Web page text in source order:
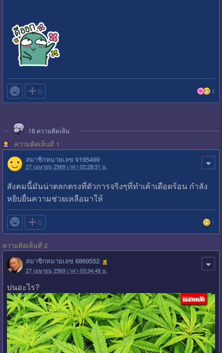
 0 4
16 ความคิดเห็น
ความคิดเห็นที่ 1
สมาชิกหมายเลข 9195499
27 เมษายน 2569 เวลา 02:28:31 น.
สังคมนี้มันน่าตลกตรงที่ตัวการจริงๆที่ทำเค้าเดือดร้อน กำลัง
หยิบยื่นความช่วยเหลือมาให้
 0 1
ความคิดเห็นที่ 2
สมาชิกหมายเลข 6869552
27 เมษายน 2569 เวลา 03:34:48 น.
บ่นอะไร?